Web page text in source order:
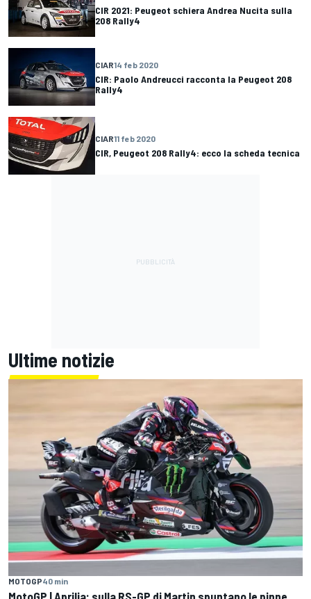
CIR 2021: Peugeot schiera Andrea Nucita sulla
208 Rally4
CIAR14 feb 2020
CIR: Paolo Andreucci racconta la Peugeot 208
Rally4
CIAR11 feb 2020
CIR, Peugeot 208 Rally4: ecco la scheda tecnica
Ultime notizie
MOTOGP40 min
MotoGP | Aprilia: sulla RS-GP di Martin spuntano le pinne